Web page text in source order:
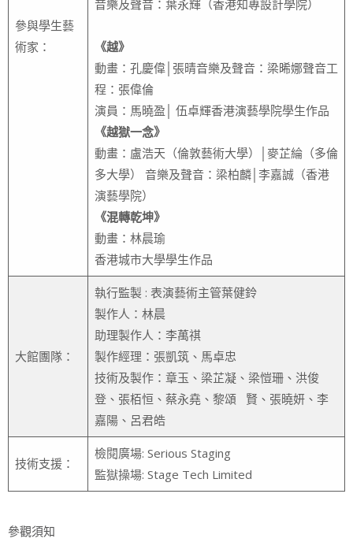
參與學生藝
術家：
音樂及聲音：葉永輝（香港知專設計學院）
《越》
動畫：孔慶偉│張晴音樂及聲音：梁晞娜聲音工
程：張偉倫
演員：馬曉盈│ 伍卓輝香港演藝學院學生作品
《越獄一念》
動畫：盧浩天（倫敦藝術大學）│麥芷綸（多倫
多大學） 音樂及聲音：梁柏麟│李嘉誠（香港
演藝學院）
《混轉乾坤》
動畫：林晨瑜
香港城市大學學生作品
大館團隊：
執行監製 : 表演藝術主管葉健鈴
製作人：林晨
助理製作人：李萬祺
製作經理：張凱筑、馬卓忠
技術及製作：章玉、梁芷凝、梁愷珊、洪俊
登、張栢恒、蔡永堯、黎頌 賢、張曉妍、李
嘉陽、呂君皓
技術支援：
檢閱廣場: Serious Staging
監獄操場: Stage Tech Limited
參觀須知